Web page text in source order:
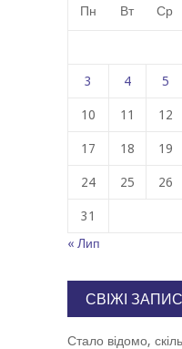
Пн Вт Ср
3 4 5
10 11 12
17 18 19
24 25 26
31
« Лип
СВІЖІ
Стало відомо,